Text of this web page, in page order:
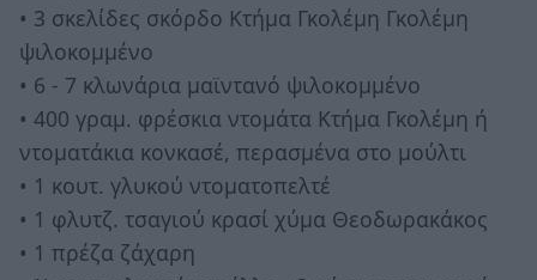
• 3 σκελίδες σκόρδο Κτήμα Γκολέμη Γκολέμη
ψιλοκομμένο
• 6 - 7 κλωνάρια μαϊντανό ψιλοκομμένο
• 400 γραμ. φρέσκια ντομάτα Κτήμα Γκολέμη ή
ντοματάκια κονκασέ, περασμένα στο μούλτι
• 1 κουτ. γλυκού ντοματοπελτέ
• 1 φλυτζ. τσαγιού κρασί χύμα Θεοδωρακάκος
• 1 πρέζα ζάχαρη